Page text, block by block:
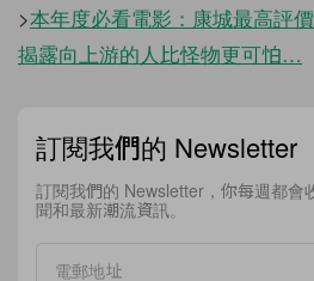
>本年度必看電影：康城最高評
揭露向上游的人比怪物更可怕…
訂閱我們的 Newsletter
訂閱我們的 Newsletter，你每週都會
聞和最新潮流資訊。